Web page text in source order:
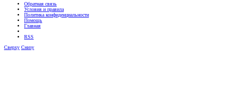
Обратная связь
Условия и правила
Политика конфиденциальности
Помощь
Главная
RSS
Сверху Снизу